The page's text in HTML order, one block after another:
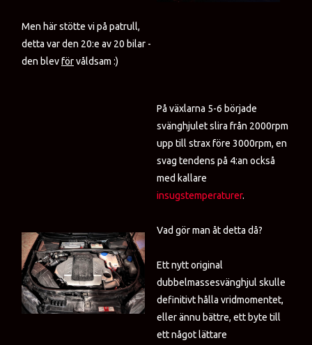
Men här stötte vi på patrull,
detta var den 20:e av 20 bilar -
den blevförvåldsam :)
På växlarna 5-6 började
svänghjulet slira från 2000rpm
upp till strax före 3000rpm, en
svag tendens på 4:an också
med kallare
insugstemperaturer.
Vad gör man åt detta då?
Ett nytt original
dubbelmassesvänghjul skulle
definitivt hålla vridmomentet,
eller ännu bättre, ett byte till
ett något lättare